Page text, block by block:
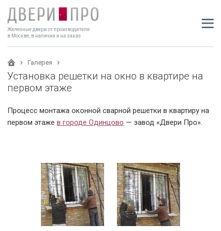
Железные двери от производителя
в Москве, в наличии и на заказ
Галерея
Установка решетки на окно в квартире на
первом этаже
Процесс монтажа оконной сварной решетки в квартиру на
первом этаже в городе Одинцово — завод «Двери Про».